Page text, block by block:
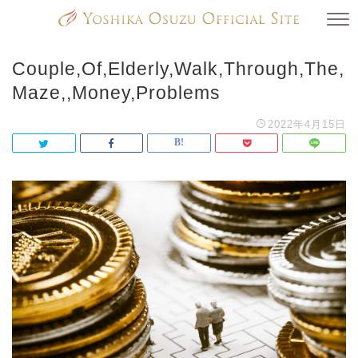
Couple,Of,Elderly,Walk,Through,The,
Maze,,Money,Problems
2022年4月15日